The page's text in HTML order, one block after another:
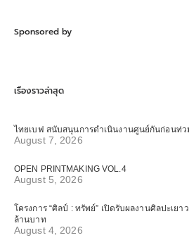
Sponsored by
เรื่องราวล่าสุด
ไทยเบฟ สนับสนุนการดำเนินงานศูนย์กันก่อนท่
August 7, 2026
OPEN PRINTMAKING VOL.4
August 5, 2026
โครงการ “ศิลป์ : ทรัพย์” เปิดรับผลงานศิลปะเย
ล้านบาท
August 4, 2026